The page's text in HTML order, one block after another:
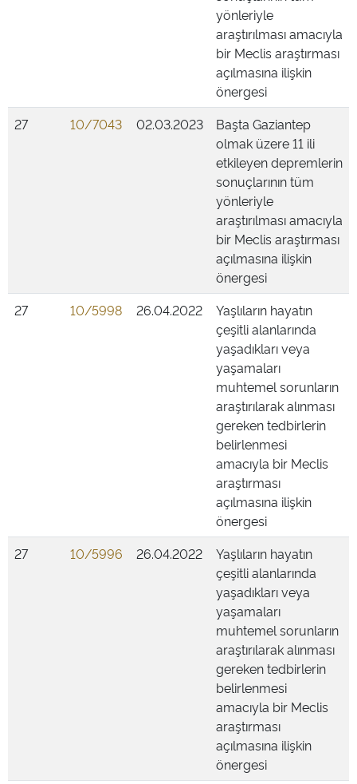
yönleriyle
araştırılması amacıyla
bir Meclis araştırması
açılmasına ilişkin
önergesi
27
10/7043 02.03.2023
Başta Gaziantep
olmak üzere 11 ili
etkileyen depremlerin
sonuçlarının tüm
yönleriyle
araştırılması amacıyla
bir Meclis araştırması
açılmasına ilişkin
önergesi
27
10/5998 26.04.2022
Yaşlıların hayatın
çeşitli alanlarında
yaşadıkları veya
yaşamaları
muhtemel sorunların
araştırılarak alınması
gereken tedbirlerin
belirlenmesi
amacıyla bir Meclis
araştırması
açılmasına ilişkin
önergesi
27
10/5996 26.04.2022
Yaşlıların hayatın
çeşitli alanlarında
yaşadıkları veya
yaşamaları
muhtemel sorunların
araştırılarak alınması
gereken tedbirlerin
belirlenmesi
amacıyla bir Meclis
araştırması
açılmasına ilişkin
önergesi